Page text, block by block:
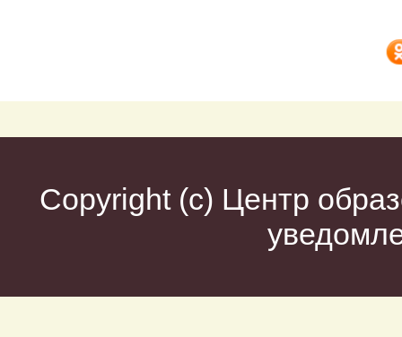
Copyright (c) Центр